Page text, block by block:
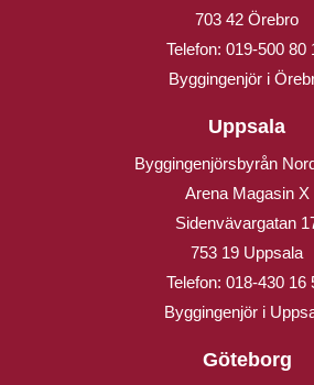
703 42 Örebro
Telefon: 019-500 80
Byggingenjör i
Uppsala
Byggingenjörsbyrån
Arena Magasin X
Sidenvävargatan
753 19 Uppsala
Telefon: 018-430 16
Byggingenjör i
Göteborg